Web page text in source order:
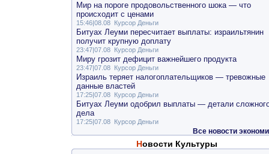
Мир на пороге продовольственного шока — что
происходит с ценами
15:46|08.08 Курсор Деньги
Битуах Леуми пересчитает выплаты: израильтянин
получит крупную доплату
23:47|07.08 Курсор Деньги
Миру грозит дефицит важнейшего продукта
23:47|07.08 Курсор Деньги
Израиль теряет налогоплательщиков — тревожные
данные властей
17:25|07.08 Курсор Деньги
Битуах Леуми одобрил выплаты — детали
дела
17:25|07.08 Курсор Деньги
Все новости
Новости Культуры